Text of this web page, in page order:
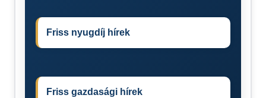
Friss nyugdíj hírek
Friss gazdasági hírek